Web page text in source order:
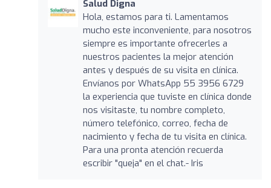
Salud Digna
Hola, estamos para ti. Lamentamos
mucho este inconveniente, para nosotros
siempre es importante ofrecerles a
nuestros pacientes la mejor atención
antes y después de su visita en clínica.
Envíanos por WhatsApp 55 3956 6729
la experiencia que tuviste en clínica donde
nos visitaste, tu nombre completo,
número telefónico, correo, fecha de
nacimiento y fecha de tu visita en clínica.
Para una pronta atención recuerda
escribir "queja" en el chat.- Iris